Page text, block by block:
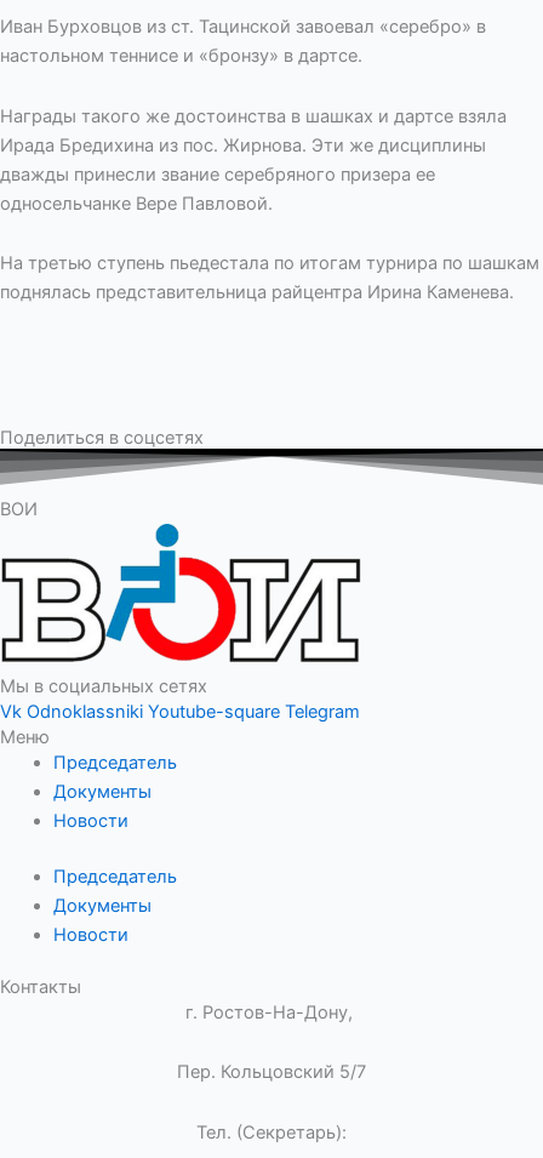
Иван Бурховцов из ст. Тацинской завоевал «серебро» в
настольном теннисе и «бронзу» в дартсе.
Награды такого же достоинства в шашках и дартсе взяла
Ирада Бредихина из пос. Жирнова. Эти же дисциплины
дважды принесли звание серебряного призера ее
односельчанке Вере Павловой.
На третью ступень пьедестала по итогам турнира по шашкам
поднялась представительница райцентра Ирина Каменева.
Поделиться в соцсетях
ВОИ
Мы в социальных сетях
Vk Odnoklassniki Youtube-square Telegram
Меню
Председатель
Документы
Новости
Председатель
Документы
Новости
Контакты
г. Ростов-На-Дону,
Пер. Кольцовский 5/7
Тел. (Секретарь):